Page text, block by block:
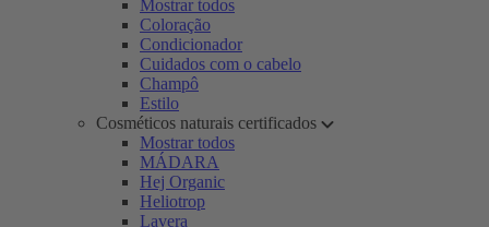
Mostrar todos
Coloração
Condicionador
Cuidados com o cabelo
Champô
Estilo
Cosméticos naturais certificados
Mostrar todos
MÁDARA
Hej Organic
Heliotrop
Lavera